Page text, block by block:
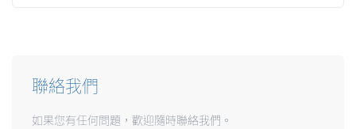
聯絡我們
如果您有任何問題，歡迎隨時聯絡我們。